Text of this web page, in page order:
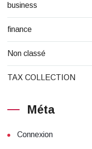
business
finance
Non classé
TAX COLLECTION
Méta
Connexion